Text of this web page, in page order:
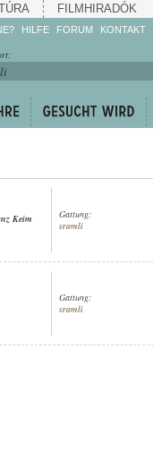
FILMHIRADÓK
HILFE
Machen Sie mit!
weiter!
FORUM KONTAKT
Keim
Gattung:
sramli
Gattung:
sramli